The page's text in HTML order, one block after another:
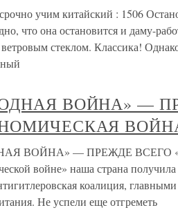
учим китайский : 1506
что она остановится и даму-
стеклом. Классика!
ВОЙНА» —
ВОЙНА» — ПРЕЖДЕ ВСЕГО
войне» наша страна
коалиция,
Не успели еще отгреметь